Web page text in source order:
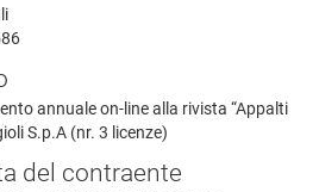
annuale on-line alla rivista “Appalti
S.p.A (nr. 3 licenze)
del contraente